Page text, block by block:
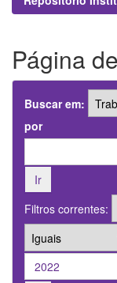
Página
Buscar em:
por
Filtros correntes: